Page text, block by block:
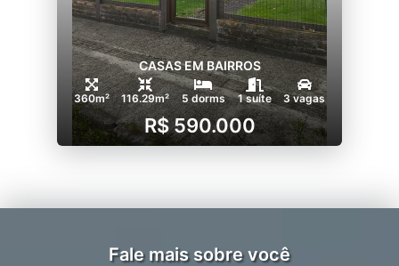
CASAS EM BAIRROS
360m² 116.29m² 5 dorms 1 suíte 3 vagas
R$ 590.000
Fale mais sobre você